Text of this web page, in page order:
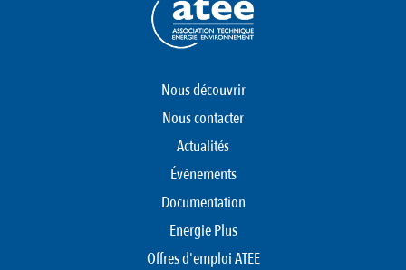
Nous découvrir
Nous contacter
Actualités
Événements
Documentation
Energie Plus
Offres d'emploi ATEE